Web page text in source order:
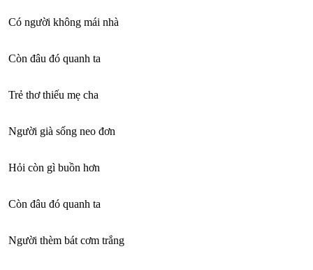
Có người không mái nhà
Còn đâu đó quanh ta
Trẻ thơ thiếu mẹ cha
Người già sống neo đơn
Hỏi còn gì buồn hơn
Còn đâu đó quanh ta
Người thèm bát cơm trắng